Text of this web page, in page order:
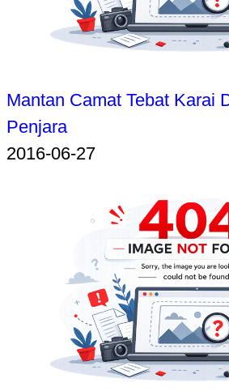
Mantan Camat Tebat Karai
Penjara
2016-06-27